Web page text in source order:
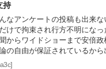
持
なアンケートの投稿も出来な
けで拘束され行方不明になっ
からワイドショーまで安倍政
の自由が保証されているから